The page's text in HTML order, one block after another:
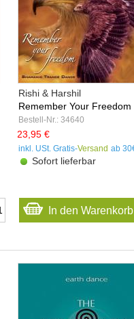
Rishi & Harshil
Remember Your Freedom
Bestell-Nr.: 34640
23,95 €
inkl. USt. Gratis-Versand ab
Sofort lieferbar
In den Warenkorb